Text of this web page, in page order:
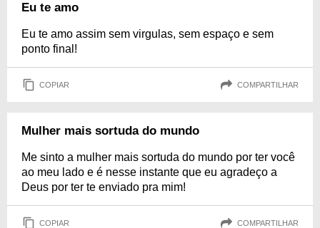
Eu te amo
Eu te amo assim sem virgulas, sem espaço e sem
ponto final!
COPIAR COMPARTILHAR
Mulher mais sortuda do mundo
Me sinto a mulher mais sortuda do mundo por ter você
ao meu lado e é nesse instante que eu agradeço a
Deus por ter te enviado pra mim!
COPIAR COMPARTILHAR